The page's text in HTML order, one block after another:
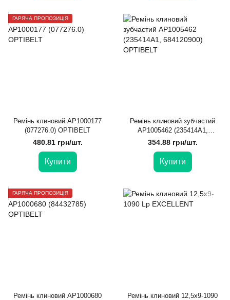
ГАРЯЧА ПРОПОЗИЦІЯ
Ремінь клиновий AP1000177
(077276.0) OPTIBELT
480.81 грн/шт.
Купити
Ремінь клиновий зубчастий
AP1005462 (235414A1,
684120900) OPTIBELT
354.88 грн/шт.
Купити
ГАРЯЧА ПРОПОЗИЦІЯ
Ремінь клиновий AP1000680
Ремінь клиновий 12,5x9-1090